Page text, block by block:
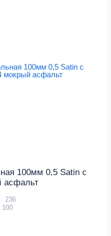
100мм 0,5 Satin с
асфальт
236
100